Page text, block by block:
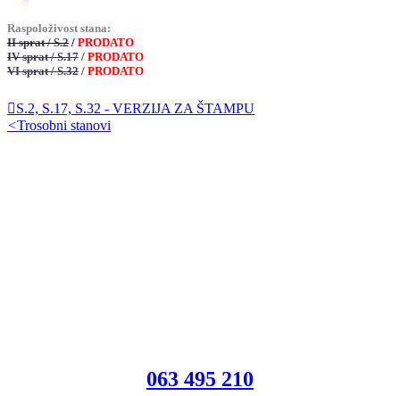
Raspoloživost stana:
II sprat / S.2 / PRODATO
IV sprat / S.17 / PRODATO
VI sprat / S.32 / PRODATO
S.2, S.17, S.32 - VERZIJA ZA ŠTAMPU
<Trosobni stanovi
063 495 210